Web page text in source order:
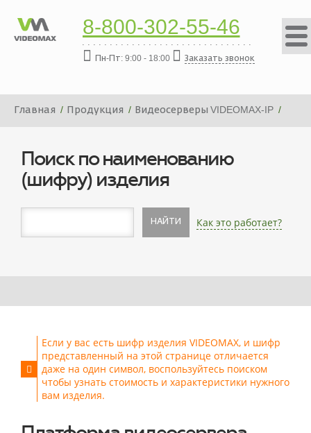
8-800-302-55-46
Пн-Пт: 9:00 - 18:00 Заказать звонок
Главная Продукция
Видеосерверы VIDEOMAX-IP
Поиск по наименованию
(шифру) изделия
НАЙТИ Как это работает?
Если у вас есть шифр изделия VIDEOMAX, и шифр
представленный на этой странице отличается
даже на один символ, воспользуйтесь поиском
чтобы узнать стоимость и характеристики нужного
вам изделия.